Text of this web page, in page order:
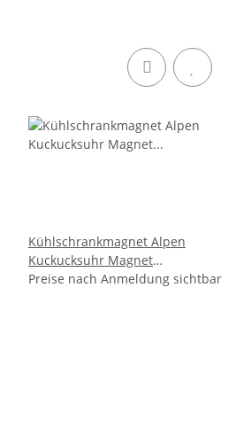
Kühlschrankmagnet Alpen
Kuckucksuhr Magnet
Urlaubserinnerung Mitbringsel
Preise nach Anmeldung sichtbar